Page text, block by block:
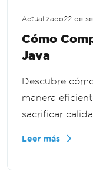
Actualizado22 de
Cómo
Java
Descubre
manera
sacrificar
Leer más